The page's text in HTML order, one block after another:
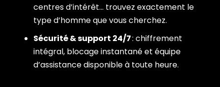
centres d’intérêt… trouvez exactement le
type d’homme que vous cherchez.
Sécurité & support 24/7: chiffrement
intégral, blocage instantané et équipe
d’assistance disponible à toute heure.